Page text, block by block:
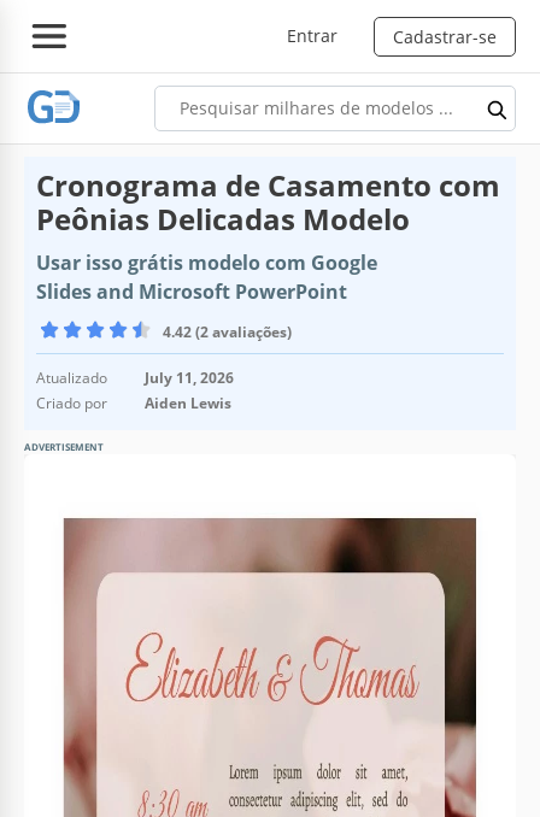
Entrar Cadastrar-se
Cronograma de Casamento com
Peônias Delicadas Modelo
Usar isso grátis modelo com Google
Slides and Microsoft PowerPoint
4.42 (2 avaliações)
Atualizado
July 11, 2026
Criado por
Aiden Lewis
ADVERTISEMENT